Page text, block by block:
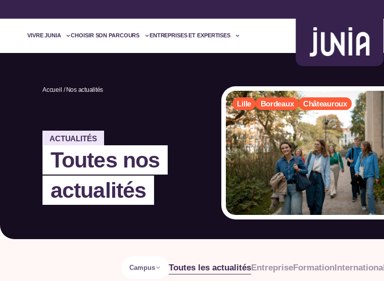
VIVRE JUNIA CHOISIR SON PARCOURS ENTREPRISES ET EXPERTISES
Accueil Nos actualités
ACTUALITÉS
Toutes nos
actualités
Lille Bordeaux
Châteauroux
Campus Toutes les actualitésEntrepriseFormationInternational